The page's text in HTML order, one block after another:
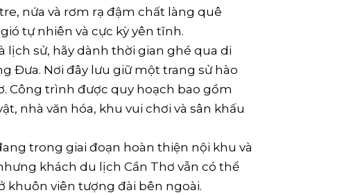
nứa và rơm rạ đậm chất làng quê
tự nhiên và cực kỳ yên tĩnh.
lịch sử, hãy dành thời gian ghé qua di
Đưa. Nơi đây lưu giữ một trang sử hào
Công trình được quy hoạch bao gồm
nhà văn hóa, khu vui chơi và sân khấu
trong giai đoạn hoàn thiện nội khu và
khách du lịch Cần Thơ vẫn có thể
khuôn viên tượng đài bên ngoài.